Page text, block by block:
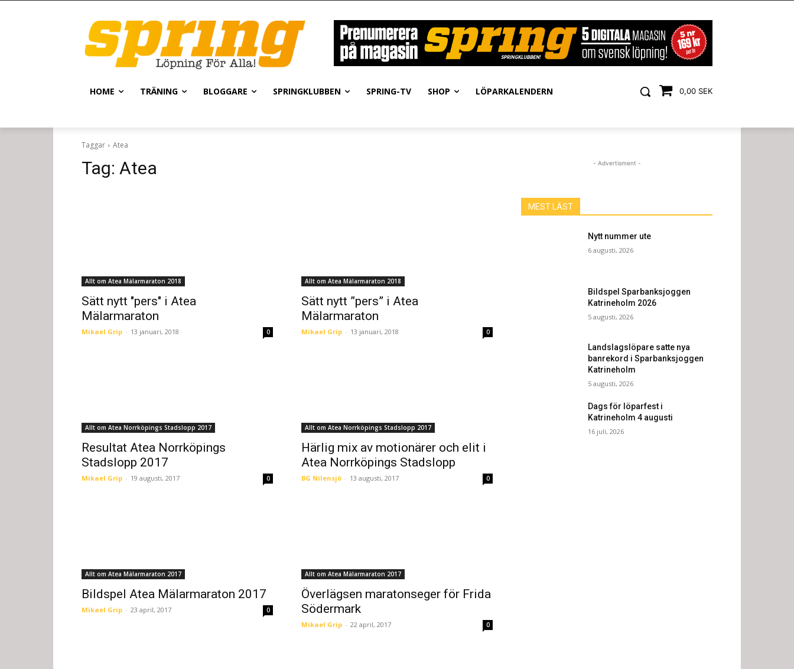
0,00 SEK
HOME TRÄNING BLOGGARE SPRINGKLUBBEN SPRING-TV SHOP LÖPARKALENDERN
Taggar Atea
Tag: Atea
Allt om Atea Mälarmaraton 2018
Sätt nytt "pers" i Atea
Mälarmaraton
Mikael Grip - 13 januari, 2018 0
Allt om Atea Mälarmaraton 2018
Sätt nytt ”pers” i Atea
Mälarmaraton
Mikael Grip - 13 januari, 2018 0
Allt om Atea Norrköpings Stadslopp 2017
Resultat Atea Norrköpings
Stadslopp 2017
Mikael Grip - 19 augusti, 2017 0
Allt om Atea Norrköpings Stadslopp 2017
Härlig mix av motionärer och elit i
Atea Norrköpings Stadslopp
BG Nilensjö - 13 augusti, 2017 0
Allt om Atea Mälarmaraton 2017
Bildspel Atea Mälarmaraton 2017
Mikael Grip - 23 april, 2017 0
Allt om Atea Mälarmaraton 2017
Överlägsen maratonseger för Frida
Södermark
Mikael Grip - 22 april, 2017 0
- Advertisment -
MEST LÄST
Nytt nummer ute
6 augusti, 2026
Bildspel Sparbanksjoggen
Katrineholm 2026
5 augusti, 2026
Landslagslöpare satte nya
banrekord i Sparbanksjoggen
Katrineholm
5 augusti, 2026
Dags för löparfest i
Katrineholm 4 augusti
16 juli, 2026